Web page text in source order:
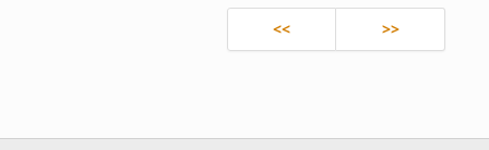
<< >>